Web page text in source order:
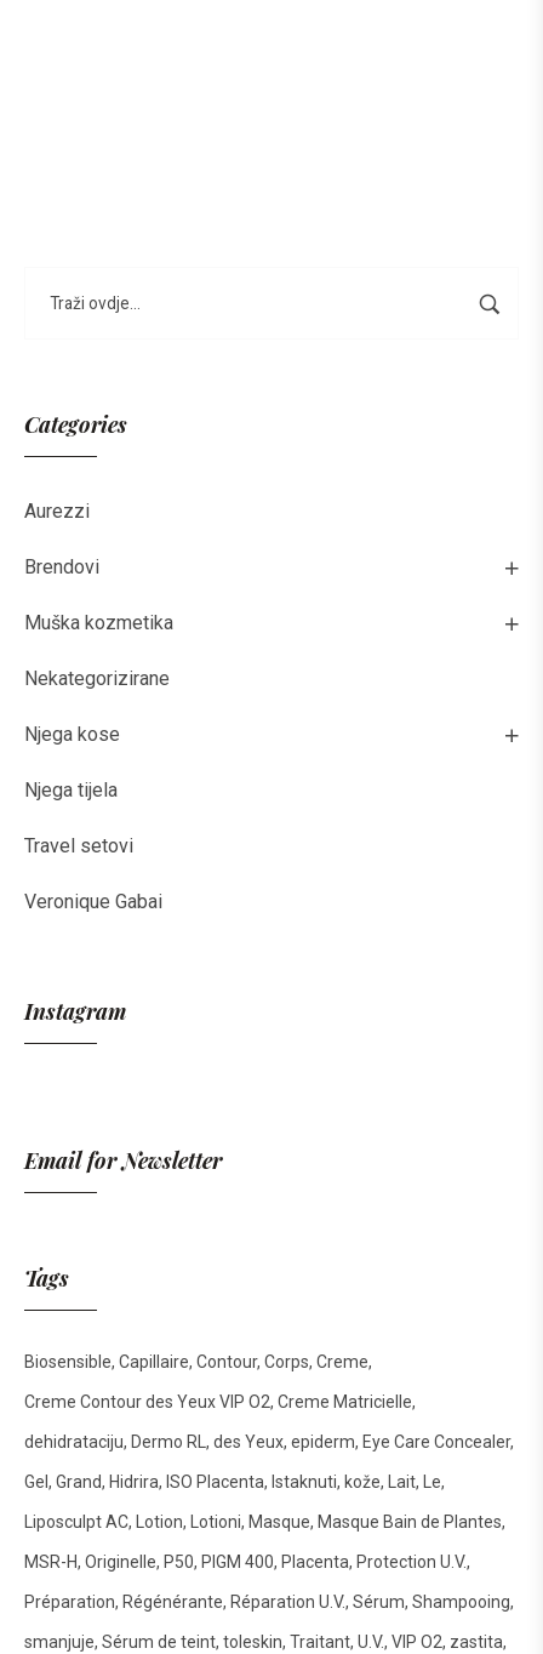
Categories
Aurezzi
Brendovi
Muška kozmetika
Nekategorizirane
Njega kose
Njega tijela
Travel setovi
Veronique Gabai
Instagram
Email for Newsletter
Tags
Biosensible Capillaire Contour Corps Creme
Creme Contour des Yeux VIP O2 Creme Matricielle
dehidrataciju Dermo RL des Yeux epiderm Eye Care Concealer
Gel Grand Hidrira ISO Placenta Istaknuti kože Lait Le
Liposculpt AC Lotion Lotioni Masque Masque Bain de Plantes
MSR-H Originelle P50 PIGM 400 Placenta Protection U.V.
Préparation Régénérante Réparation U.V. Sérum Shampooing
smanjuje Sérum de teint toleskin Traitant U.V. VIP O2 zastita